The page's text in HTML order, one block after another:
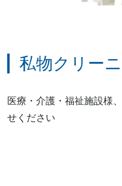
私物クリー
医療・介護・福祉施設様
せください